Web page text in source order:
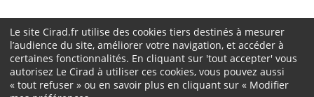
Cirad 2026 ©
Mentions légales
Protection des données personnelles
Le site Cirad.fr utilise des cookies tiers destinés à mesurer
l’audience du site, améliorer votre navigation, et accéder à
certaines fonctionnalités. En cliquant sur 'tout accepter' vous
autorisez Le Cirad à utiliser ces cookies, vous pouvez aussi
« tout refuser » ou en savoir plus en cliquant sur « Modifier